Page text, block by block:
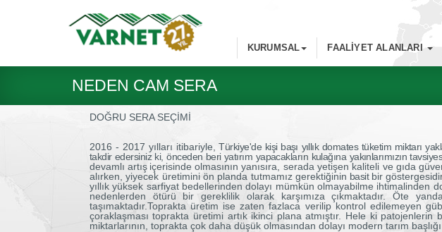
KURUMSAL FAALIYET ALANLARI
NEDEN CAM SERA
DOĞRU SERA SEÇİMİ
2016 - 2017 yılları itibariyle, Türkiye'de kişi başı yıllık domates tüketim miktarı
takdir edersiniz ki, önceden beri yatırım yapacakların kulağına yakınlarımızın
devamlı artış içerisinde olmasının yanısıra, serada yetişen kaliteli ve gıda
alırken, yiyecek üretimini ön planda tutmamız gerektiğinin basit bir
yıllık yüksek sarfiyat bedellerinden dolayı mümkün olmayabilme ihtimalinden
nedenlerden ötürü bir gereklilik olarak karşımıza çıkmaktadır. Öte
taşımaktadır.Toprakta üretim ise zaten fazlaca verilip kontrol edilemeyen
çoraklaşması toprakta üretimi artık ikinci plana atmıştır. Hele ki
miktarlarının, toprakta çok daha düşük olmasından dolayı modern tarım